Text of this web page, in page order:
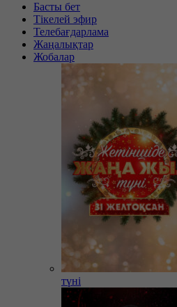
Басты бет
Тікелей эфир
Телебағдарлама
Жаңалықтар
Жобалар
түні